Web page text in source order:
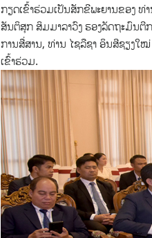
ກຽດເຂົ້າຮ່ວມເປັນສັກຂີພະຍານຂອງ ທ່
ສັນຕິສຸກ ສິມມາລາວົງ ຮອງລັດຖະມົນຕີ
ການສື່ສານ, ທ່ານ ໄຊລືຊາ ອິນສີຊຽງໃ
ເຂົ້າຮ່ວມ.